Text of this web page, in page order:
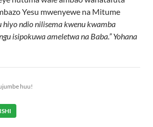
Yesu mwenyewe na Mitume
hiyo ndio nilisema kwenu kwamba
isipokuwa ameletwa na Baba.” Yohana
huu!